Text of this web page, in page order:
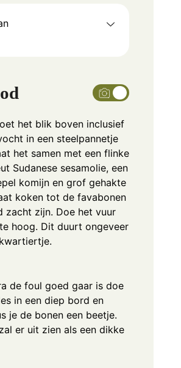
het blik boven inclusief
in een steelpannetje
het samen met een flinke
Sudanese sesamolie, een
komijn en grof gehakte
koken tot de favabonen
zacht zijn. Doe het vuur
hoog. Dit duurt ongeveer
de foul goed gaar is doe
in een diep bord en
je de bonen een beetje.
er uit zien als een dikke